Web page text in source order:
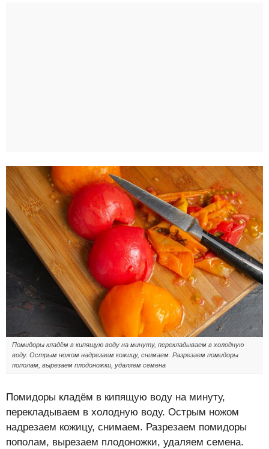
Помидоры кладём в кипящую воду на минуту, перекладываем в холодную
воду. Острым ножом надрезаем кожицу, снимаем. Разрезаем помидоры
пополам, вырезаем плодоножки, удаляем семена
Помидоры кладём в кипящую воду на минуту,
перекладываем в холодную воду. Острым ножом
надрезаем кожицу, снимаем. Разрезаем помидоры
пополам, вырезаем плодоножки, удаляем семена.